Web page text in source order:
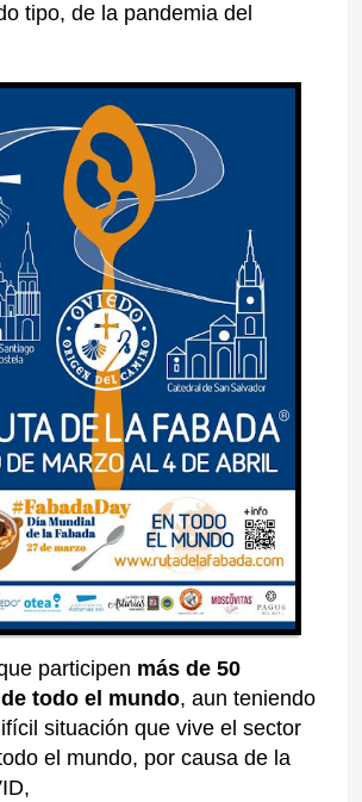
tipo, de la pandemia del
participen más de 50
todo el mundo, aun teniendo
situación que vive el sector
el mundo, por causa de la
,